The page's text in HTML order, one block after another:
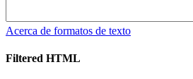
Acerca de formatos de texto
Filtered HTML